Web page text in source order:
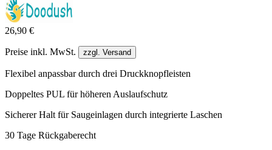
26,90 €
Preise inkl. MwSt. zzgl. Versand
Flexibel anpassbar durch drei Druckknopfleisten
Doppeltes PUL für höheren Auslaufschutz
Sicherer Halt für Saugeinlagen durch integrierte Laschen
30 Tage Rückgaberecht